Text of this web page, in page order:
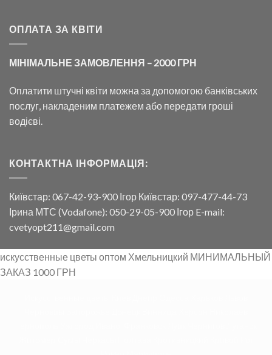
ОПЛАТА ЗА КВІТИ
МІНІМАЛЬНЕ ЗАМОВЛЕННЯ – 2000 ГРН
Оплатити штучні квіти можна за допомогою банківських
послуг, накладеним платежем або передати гроші
водієві.
КОНТАКТНА ІНФОРМАЦІЯ:
Київстар: 067-42-93-900 Ігор Київстар: 097-477-44-73
Ірина МТС (Vodafone): 050-29-05-900 Ігор E-mail:
cvetyopt211@gmail.com
искусственные цветы оптом Хмельницкий МИНИМАЛЬНЫЙ
ЗАКАЗ 1000 ГРН